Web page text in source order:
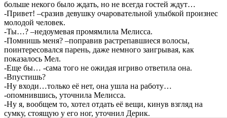
больше некого было ждать, но не всегда гостей ждут…
-Привет! –сразив девушку очаровательной улыбкой произнес
молодой человек.
-Ты…? –недоумевая промямлила Мелисса.
-Помнишь меня? –поправив растрепавшиеся волосы,
поинтересовался парень, даже немного заигрывая, как
показалось Мел.
-Еще бы… -сама того не ожидая игриво ответила она.
-Впустишь?
-Ну входи…только её нет, она ушла на работу…
-опомнившись, уточнила Мелисса.
-Ну я, вообщем то, хотел отдать её вещи, кинув взгляд на
сумку, стоящую у его ног, уточнил Дерик.